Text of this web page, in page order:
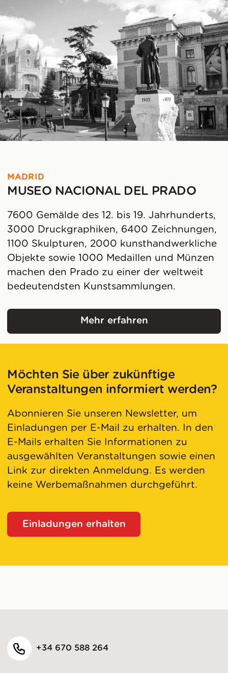
MADRID
MUSEO NACIONAL DEL PRADO
7600 Gemälde des 12. bis 19. Jahrhunderts,
3000 Druckgraphiken, 6400 Zeichnungen,
1100 Skulpturen, 2000 kunsthandwerkliche
Objekte sowie 1000 Medaillen und Münzen
machen den Prado zu einer der weltweit
bedeutendsten Kunstsammlungen.
Mehr erfahren
Möchten Sie über zukünftige
Veranstaltungen informiert werden?
Abonnieren Sie unseren Newsletter, um
Einladungen per E-Mail zu erhalten. In den
E-Mails erhalten Sie Informationen zu
ausgewählten Veranstaltungen sowie einen
Link zur direkten Anmeldung. Es werden
keine Werbemaßnahmen durchgeführt.
Einladungen erhalten
+34 670 588 264